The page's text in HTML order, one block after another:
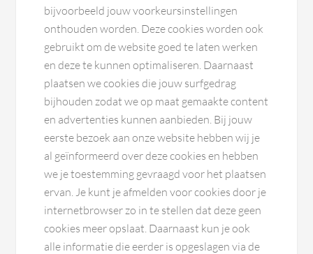
bijvoorbeeld jouw voorkeursinstellingen
onthouden worden. Deze cookies worden ook
gebruikt om de website goed te laten werken
en deze te kunnen optimaliseren. Daarnaast
plaatsen we cookies die jouw surfgedrag
bijhouden zodat we op maat gemaakte content
en advertenties kunnen aanbieden. Bij jouw
eerste bezoek aan onze website hebben wij je
al geïnformeerd over deze cookies en hebben
we je toestemming gevraagd voor het plaatsen
ervan. Je kunt je afmelden voor cookies door je
internetbrowser zo in te stellen dat deze geen
cookies meer opslaat. Daarnaast kun je ook
alle informatie die eerder is opgeslagen via de